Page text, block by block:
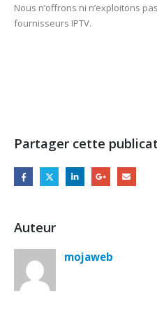
Nous n’offrons ni n’exploitons
fournisseurs IPTV.
Partager cette
Auteur
mojaweb